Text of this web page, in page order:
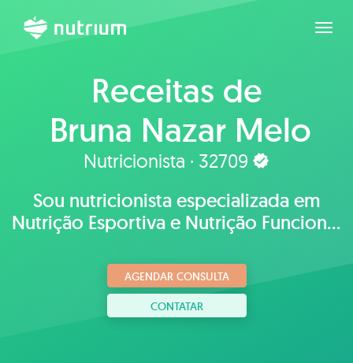
Receitas de
Bruna Nazar Melo
Jardini
Nutricionista · 32709
Sou nutricionista especializada em
Nutrição Esportiva e Nutrição Funcional
respeitando a individualidade
biológica
AGENDAR CONSULTA
CONTATAR